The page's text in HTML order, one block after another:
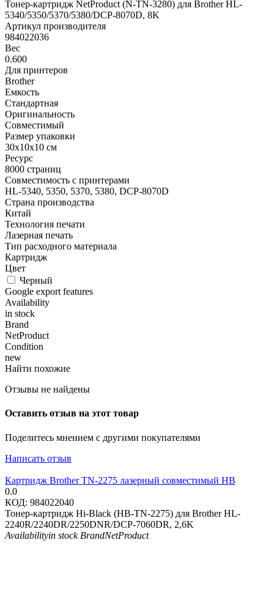
Тонер-картридж NetProduct (N-TN-3280) для Brother HL-
5340/5350/5370/5380/DCP-8070D, 8K
Артикул производителя
984022036
Вес
0.600
Для принтеров
Brother
Емкость
Стандартная
Оригинальность
Совместимый
Размер упаковки
30x10x10 см
Ресурс
8000 страниц
Совместимость с принтерами
HL-5340, 5350, 5370, 5380, DCP-8070D
Страна производства
Китай
Технология печати
Лазерная печать
Тип расходного материала
Картридж
Цвет
Черный
Google export features
Availability
in stock
Brand
NetProduct
Condition
new
Найти похожие
Отзывы не найдены
Оставить отзыв на этот товар
Поделитесь мнением с другими покупателями
Написать отзыв
Картридж Brother TN-2275 лазерный совместимый HB
0.0
КОД: 984022040
Тонер-картридж Hi-Black (HB-TN-2275) для Brother HL-
2240R/2240DR/2250DNR/DCP-7060DR, 2,6K
Availabilityin stock BrandNetProduct